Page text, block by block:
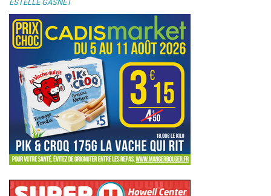
ESTELLE GASNET